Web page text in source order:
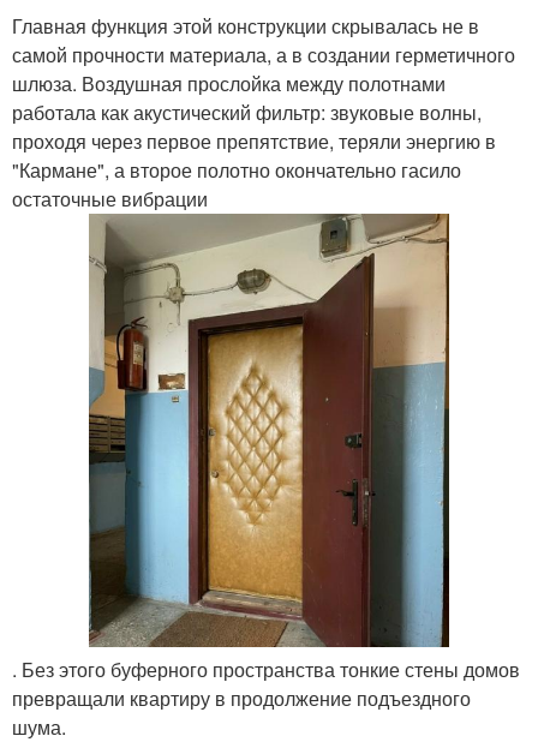
Главная функция этой конструкции скрывалась не в
самой прочности материала, а в создании герметичного
шлюза. Воздушная прослойка между полотнами
работала как акустический фильтр: звуковые волны,
проходя через первое препятствие, теряли энергию в
"Кармане", а второе полотно окончательно гасило
остаточные вибрации
. Без этого буферного пространства тонкие стены домов
превращали квартиру в продолжение подъездного
шума.